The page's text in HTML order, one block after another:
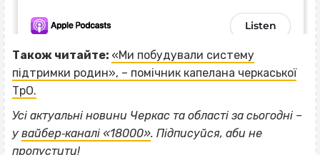
Також читайте: «Ми побудували систему
підтримки родин», – помічник капелана черкаської
ТрО.
Усі актуальні новини Черкас та області за сьогодні –
у вайбер‐каналі «18000». Підписуйся, аби не
пропустити!